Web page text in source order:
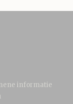
informatie